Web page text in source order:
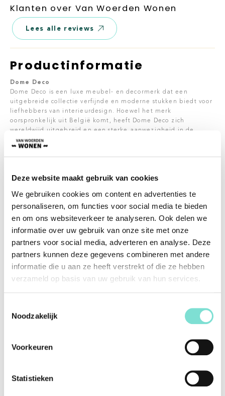
Deze website maakt gebruik van cookies
We gebruiken cookies om content en advertenties te
personaliseren, om functies voor social media te bieden
en om ons websiteverkeer te analyseren. Ook delen we
informatie over uw gebruik van onze site met onze
partners voor social media, adverteren en analyse. Deze
partners kunnen deze gegevens combineren met andere
informatie die u aan ze heeft verstrekt of die ze hebben
verzameld op basis van uw gebruik van hun services.
Noodzakelijk
Voorkeuren
Statistieken
Klanten over Van Woerden Wonen
Lees alle reviews
Productinformatie
Dome Deco
Dome Deco is een luxe meubel- en decormerk dat een
uitgebreide collectie verfijnde en moderne stukken biedt voor
liefhebbers van interieurdesign. Hoewel het merk
oorspronkelijk uit België komt, heeft Dome Deco zich
wereldwijd uitgebreid en een sterke aanwezigheid in de
Verenigde Staten gebouwd.
moderne huizen te inspireren en naar een hoger niveau te
tillen. Elke collectie is zorgvuldig ontworpen om de nieuwste
trends en innovaties in luxe interieurontwerpen te
weerspiegelen, van strakke en eigentijdse tot tijdloze en
Specificaties
Breedte x Diepte)